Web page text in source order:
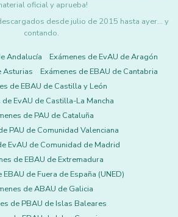
oficial y aprueba!
desde julio de 2015 hasta ayer... y
contando.
Andalucía
Exámenes de EvAU de Aragón
Asturias
Exámenes de EBAU de Cantabria
de EBAU de Castilla y León
de EvAU de Castilla-La Mancha
de PAU de Cataluña
PAU de Comunidad Valenciana
EvAU de Comunidad de Madrid
de EBAU de Extremadura
EBAU de Fuera de España (UNED)
de ABAU de Galicia
de PBAU de Islas Baleares